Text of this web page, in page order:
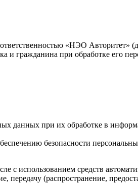
«НЭО Авторитет»
и гражданина при обработке его
данных при их обработке в
безопасности
с использованием средств
передачу (распространение,